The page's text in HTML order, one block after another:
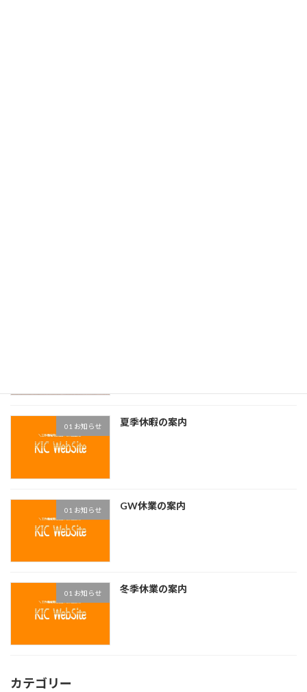
01 お知らせ 夏季休暇の案内
01 お知らせ GW休業の案内
01 お知らせ 冬季休業の案内
カテゴリー